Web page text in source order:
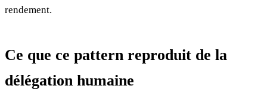
rendement.
Ce que ce pattern reproduit de la
délégation humaine